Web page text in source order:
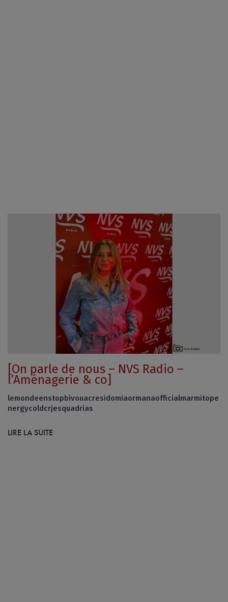
[On parle de nous – NVS Radio –
l’Aménagerie & co]
lemondeenstopbivouacresidomiaormanaofficialmarmitope
nergycoldcrjesquadrias
LIRE LA SUITE